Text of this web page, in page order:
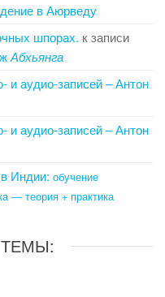
в Аюрведу
шпорах. к записи
Абхьянга
и аудио-записей – Антон
и аудио-записей – Антон
Индии: обучение
— теория + практика